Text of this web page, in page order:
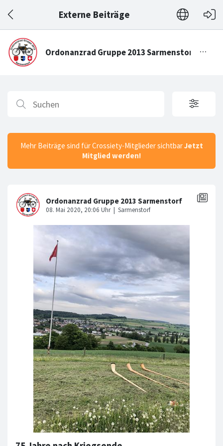
Externe Beiträge
Mehr Beiträge sind für Crossiety-Mitglieder sichtbarJetzt
Mitglied werden!